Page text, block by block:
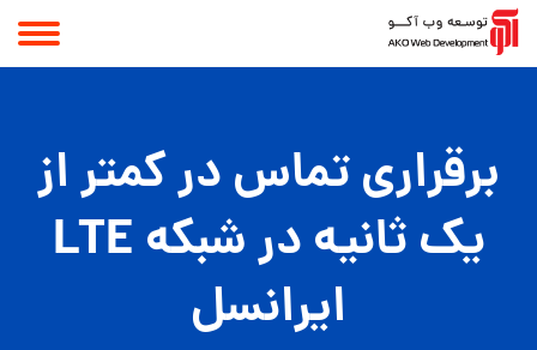
برقراری تماس در کمتر از
یک ثانیه در شبکه LTE
ایرانسل